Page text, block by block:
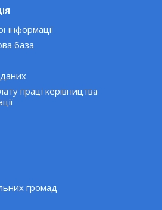
інформації
база
праці керівництва
громад